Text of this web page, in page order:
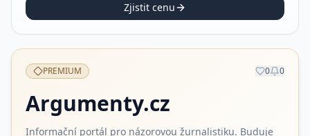
Zjistit cenu
PREMIUM 0 0
Argumenty.cz
Informační portál pro názorovou žurnalistiku. Buduje